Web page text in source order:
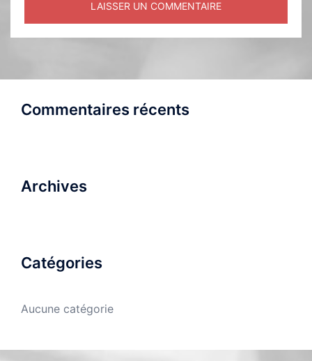
Commentaires récents
Archives
Catégories
Aucune catégorie